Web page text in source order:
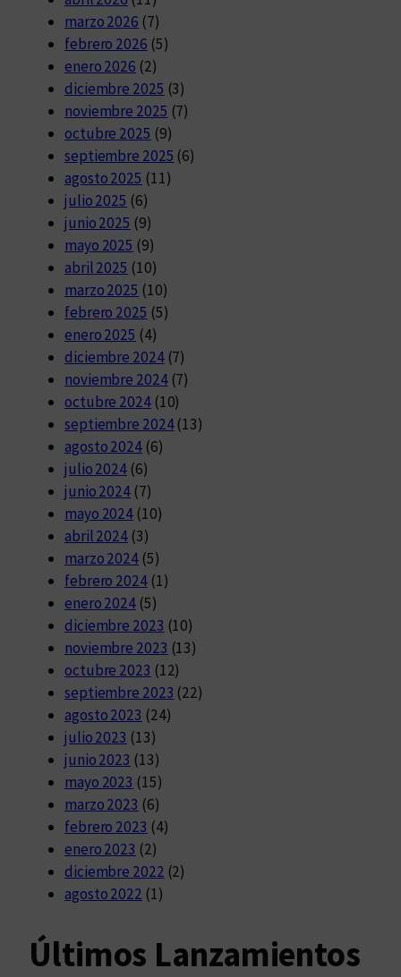
marzo 2026 (7)
febrero 2026 (5)
enero 2026 (2)
diciembre 2025 (3)
noviembre 2025 (7)
octubre 2025 (9)
septiembre 2025 (6)
agosto 2025 (11)
julio 2025 (6)
junio 2025 (9)
mayo 2025 (9)
abril 2025 (10)
marzo 2025 (10)
febrero 2025 (5)
enero 2025 (4)
diciembre 2024(7)
noviembre 2024(7)
octubre 2024(10)
septiembre 2024(13)
agosto 2024(6)
julio 2024 (6)
junio 2024 (7)
mayo 2024 (10)
abril 2024 (3)
marzo 2024 (5)
febrero 2024(1)
enero 2024 (5)
diciembre 2023 (10)
noviembre 2023 (13)
octubre 2023 (12)
septiembre 2023 (22)
agosto 2023 (24)
julio 2023 (13)
junio 2023 (13)
mayo 2023 (15)
marzo 2023 (6)
febrero 2023 (4)
enero 2023 (2)
diciembre 2022 (2)
agosto 2022 (1)
Últimos Lanzamientos